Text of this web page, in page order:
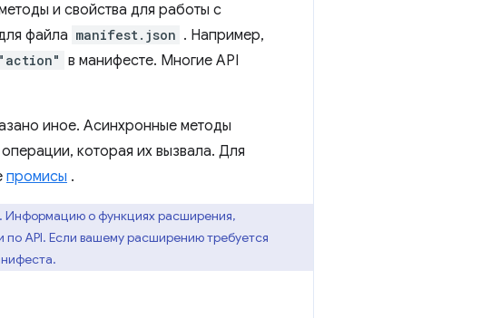
и свойства для работы с
файла manifest.json . Например,
"action" в манифесте. Многие API
иное. Асинхронные методы
которая их вызвала. Для
промисы .
Информацию о функциях расширения,
API. Если вашему расширению требуется